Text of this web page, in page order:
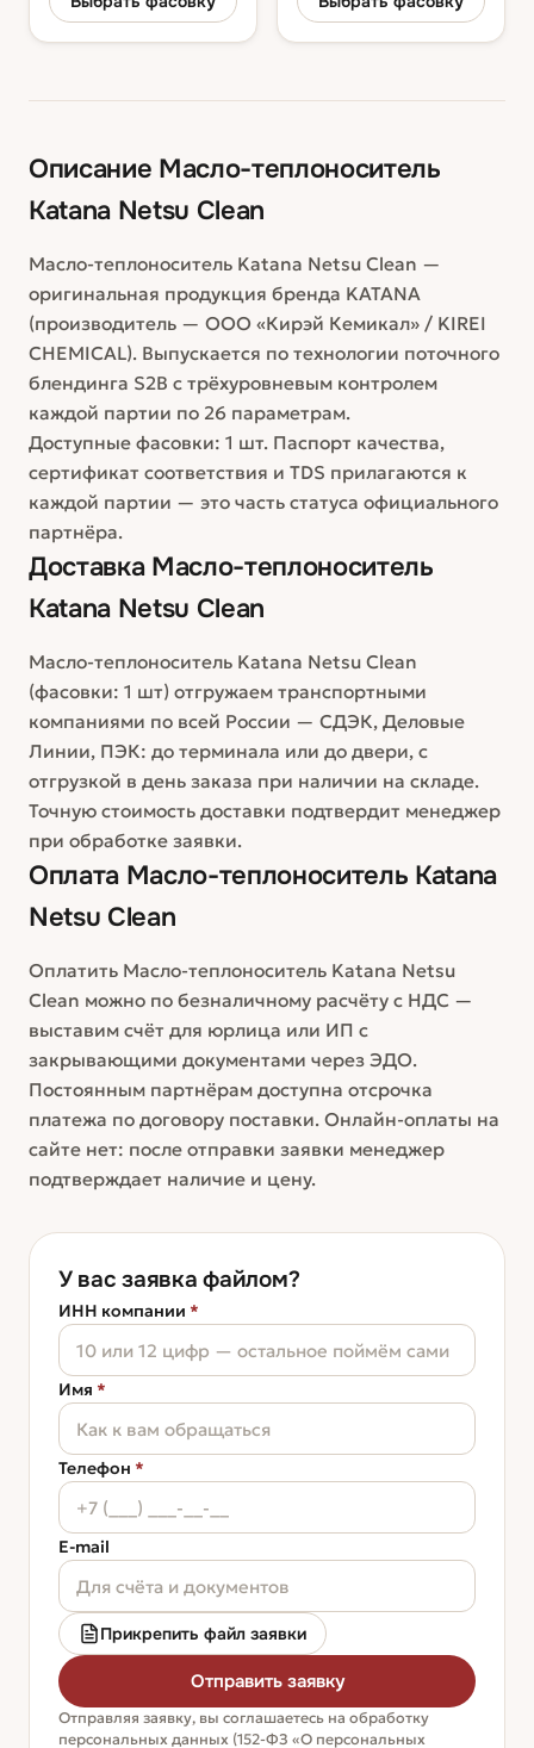
Описание Масло-теплоноситель
Katana Netsu Clean
Масло-теплоноситель Katana Netsu Clean —
оригинальная продукция бренда KATANA
(производитель — ООО «Кирэй Кемикал» / KIREI
CHEMICAL). Выпускается по технологии поточного
блендинга S2B с трёхуровневым контролем
каждой партии по 26 параметрам.
Доступные фасовки: 1 шт. Паспорт качества,
сертификат соответствия и TDS прилагаются к
каждой партии — это часть статуса официального
партнёра.
Доставка Масло-теплоноситель
Katana Netsu Clean
Масло-теплоноситель Katana Netsu Clean
(фасовки: 1 шт) отгружаем транспортными
компаниями по всей России — СДЭК, Деловые
Линии, ПЭК: до терминала или до двери, с
отгрузкой в день заказа при наличии на складе.
Точную стоимость доставки подтвердит менеджер
при обработке заявки.
Оплата Масло-теплоноситель Katana
Netsu Clean
Оплатить Масло-теплоноситель Katana Netsu
Clean можно по безналичному расчёту с НДС —
выставим счёт для юрлица или ИП с
закрывающими документами через ЭДО.
Постоянным партнёрам доступна отсрочка
платежа по договору поставки. Онлайн-оплаты на
сайте нет: после отправки заявки менеджер
подтверждает наличие и цену.
У вас заявка файлом?
ИНН компании *
Имя *
Телефон *
E-mail
Прикрепить файл заявки
Отправить заявку
Отправляя заявку, вы соглашаетесь на обработку
персональных данных (152-ФЗ «О персональных